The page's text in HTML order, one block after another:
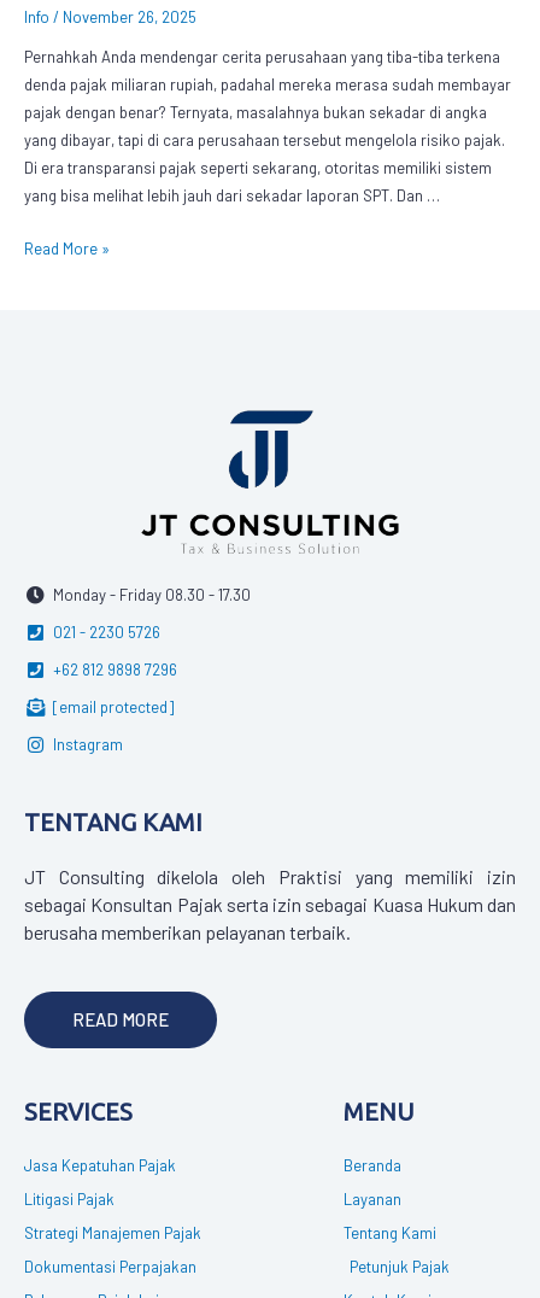
Info / November 26, 2025
Pernahkah Anda mendengar cerita perusahaan yang tiba-tiba terkena
denda pajak miliaran rupiah, padahal mereka merasa sudah membayar
pajak dengan benar? Ternyata, masalahnya bukan sekadar di angka
yang dibayar, tapi di cara perusahaan tersebut mengelola risiko pajak.
Di era transparansi pajak seperti sekarang, otoritas memiliki sistem
yang bisa melihat lebih jauh dari sekadar laporan SPT. Dan …
Read More »
Monday - Friday 08.30 - 17.30
021 - 2230 5726
+62 812 9898 7296
[email protected]
Instagram
TENTANG KAMI
JT Consulting dikelola oleh Praktisi yang memiliki izin
sebagai Konsultan Pajak serta izin sebagai Kuasa Hukum dan
berusaha memberikan pelayanan terbaik.
READ MORE
SERVICES
Jasa Kepatuhan Pajak
Litigasi Pajak
Strategi Manajemen Pajak
Dokumentasi Perpajakan
MENU
Beranda
Layanan
Tentang Kami
Petunjuk Pajak